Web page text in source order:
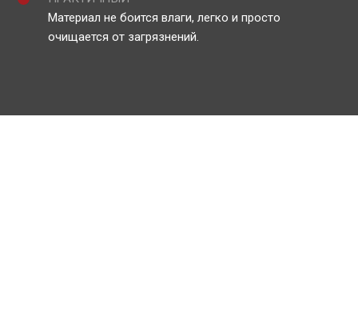
Материал не боится влаги, легко и просто
очищается от загрязнений.